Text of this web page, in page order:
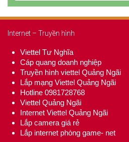
Internet – Truyền hình
Viettel Tư Nghĩa
Cáp quang doanh nghiệp
Truyền hình viettel Quảng Ngãi
Lắp mạng Viettel Quảng Ngãi
Hotline 0981728768
Viettel Quảng Ngãi
Internet Viettel Quảng Ngãi
Lắp camera giá rẻ
Lắp internet phòng game- net